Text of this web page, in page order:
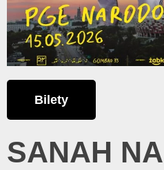
Bilety
SANAH NA